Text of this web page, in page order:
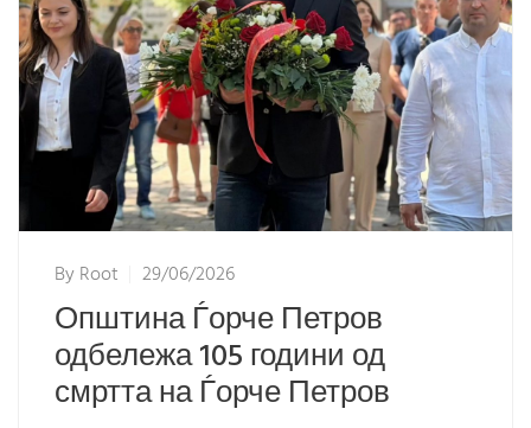
ByRoot 29/06/2026
Општина Ѓорче Петров
одбележа 105 години од
смртта на Ѓорче Петров